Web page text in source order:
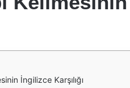
İngilizce Karşılığı